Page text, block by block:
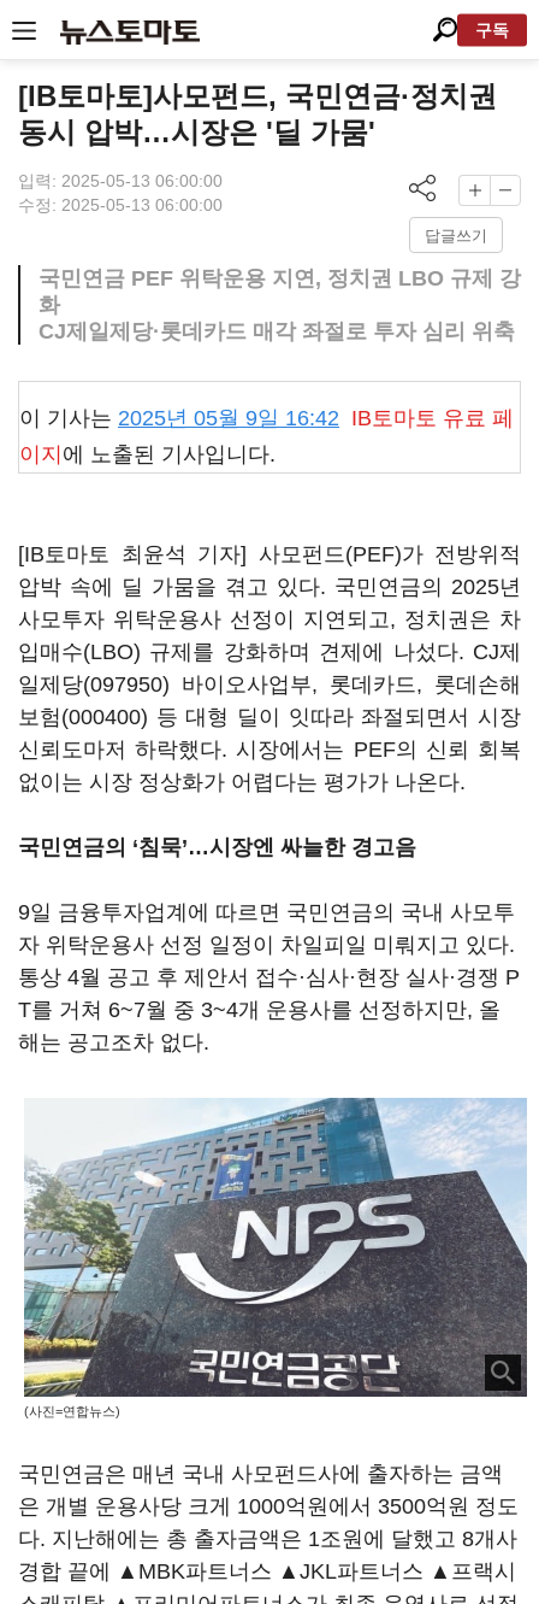
구독
[IB토마토]사모펀드, 국민연금·정치권
동시 압박…시장은 '딜 가뭄'
입력: 2025-05-13 06:00:00
수정: 2025-05-13 06:00:00
답글쓰기
국민연금 PEF 위탁운용 지연, 정치권 LBO 규제 강
화
CJ제일제당·롯데카드 매각 좌절로 투자 심리 위축
이 기사는 2025년 05월 9일 16:42 IB토마토 유료 페
이지 에 노출된 기사입니다.
[IB토마토 최윤석 기자] 사모펀드(PEF)가 전방위적
압박 속에 딜 가뭄을 겪고 있다. 국민연금의 2025년
사모투자 위탁운용사 선정이 지연되고, 정치권은 차
입매수(LBO) 규제를 강화하며 견제에 나섰다. CJ제
일제당(097950) 바이오사업부, 롯데카드, 롯데손해
보험(000400) 등 대형 딜이 잇따라 좌절되면서 시장
신뢰도마저 하락했다. 시장에서는 PEF의 신뢰 회복
없이는 시장 정상화가 어렵다는 평가가 나온다.
국민연금의 ‘침묵’…시장엔 싸늘한 경고음
9일 금융투자업계에 따르면 국민연금의 국내 사모투
자 위탁운용사 선정 일정이 차일피일 미뤄지고 있다.
통상 4월 공고 후 제안서 접수·심사·현장 실사·경쟁 P
T를 거쳐 6~7월 중 3~4개 운용사를 선정하지만, 올
해는 공고조차 없다.
(사진=연합뉴스)
국민연금은 매년 국내 사모펀드사에 출자하는 금액
은 개별 운용사당 크게 1000억원에서 3500억원 정도
다. 지난해에는 총 출자금액은 1조원에 달했고 8개사
경합 끝에 ▲MBK파트너스 ▲JKL파트너스 ▲프랙시